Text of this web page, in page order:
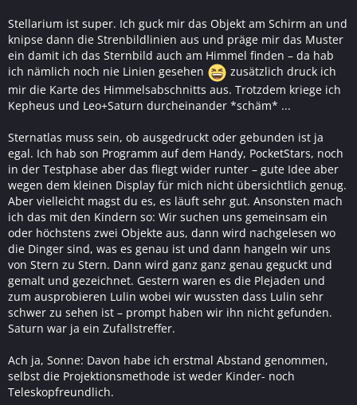
Stellarium ist super. Ich guck mir das Objekt am Schirm an und
knipse dann die Strenbildlinien aus und präge mir das Muster
ein damit ich das Sternbild auch am Himmel finden – da hab
ich nämlich noch nie Linien gesehen
zusätzlich druck ich
mir die Karte des Himmelsabschnitts aus. Trotzdem kriege ich
Kepheus und Leo+Saturn durcheinander *schäm* ...
Sternatlas muss sein, ob ausgedruckt oder gebunden ist ja
egal. Ich hab son Programm auf dem Handy, PocketStars, noch
in der Testphase aber das fliegt wider runter – gute Idee aber
wegen dem kleinen Display für mich nicht übersichtlich genug.
Aber vielleicht magst du es, es läuft sehr gut. Ansonsten mach
ich das mit den Kindern so: Wir suchen uns gemeinsam ein
oder höchstens zwei Objekte aus, dann wird nachgelesen wo
die Dinger sind, was es genau ist und dann hangeln wir uns
von Stern zu Stern. Dann wird ganz ganz genau geguckt und
gemalt und gezeichnet. Gestern waren es die Plejaden und
zum ausprobieren Lulin wobei wir wussten dass Lulin sehr
schwer zu sehen ist – prompt haben wir ihn nicht gefunden.
Saturn war ja ein Zufallstreffer.
Ach ja, Sonne: Davon habe ich erstmal Abstand genommen,
selbst die Projektionsmethode ist weder Kinder- noch
Teleskopfreundlich.